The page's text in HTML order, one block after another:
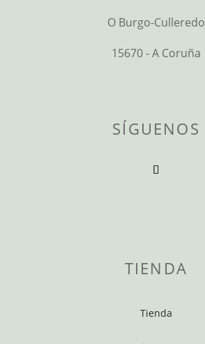
O Burgo-Culleredo
15670 - A Coruña
SÍGUENOS
TIENDA
Tienda